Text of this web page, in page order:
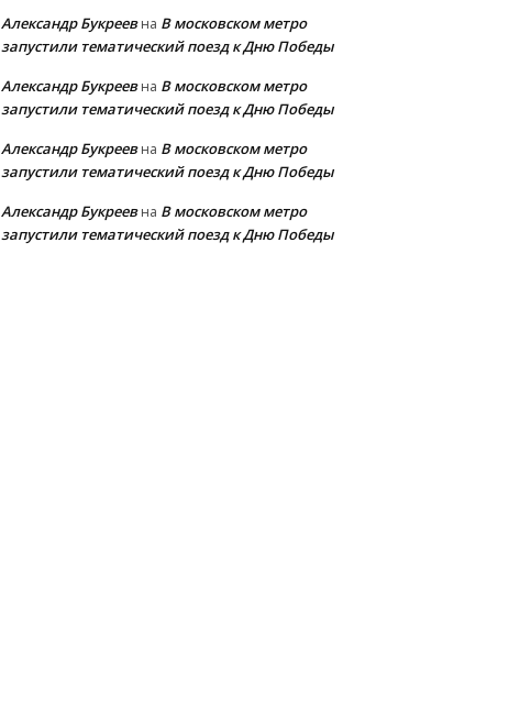
Александр Букреевна В московском метро
запустили тематический поезд к Дню Победы
Александр Букреевна В московском метро
запустили тематический поезд к Дню Победы
Александр Букреевна В московском метро
запустили тематический поезд к Дню Победы
Александр Букреевна В московском метро
запустили тематический поезд к Дню Победы